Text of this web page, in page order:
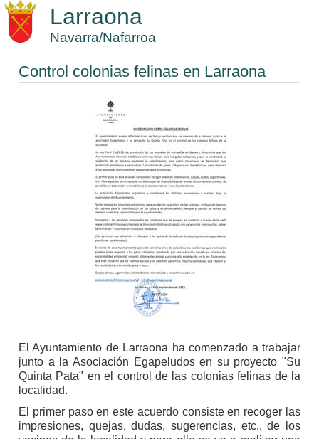
Larraona
Navarra/Nafarroa
Control colonias felinas en Larraona
El Ayuntamiento de Larraona ha comenzado a trabajar
junto a la Asociación Egapeludos en su proyecto "Su
Quinta Pata" en el control de las colonias felinas de la
localidad.
El primer paso en este acuerdo consiste en recoger las
impresiones, quejas, dudas, sugerencias, etc., de los